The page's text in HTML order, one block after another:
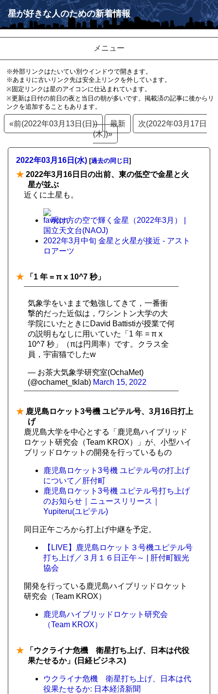
星が好きな人のための新着情報
メニュー
※外部リンクはたいてい別ウインドウで開きます。
※あまりに古いリンク先は安全上リンクを外しています。
※固定リンクは星のアイコンに仕込まれています。
※更新は日付の前日の夜と当日の朝が多いです。掲載済の記事に後からリ
ンクを追加することもあります。
«前(2022年03月13日(日)) 最新
次(2022年03月17日
(木))»
2022年03月16日(水) [過去の同じ日 ]
★ 2022年3月16日日の出前、東の低空で金星と火
星が並ぶ
近くに土星も。
明け方の空で輝く金星（2022年3月） |
国立天文台(NAOJ)
2022年3月中旬 金星と火星が接近 - アスト
ロアーツ
★ 「1 年 = π x 10^7 秒」
気象学をいままで勉強してきて，一番衝
撃的だった近似は，ワシントン大学の大
学院にいたときにDavid Battistiが授業で何
の説明もなしに用いていた「1 年 = π x
10^7 秒」（πは円周率）です。クラス全
員，宇宙猫でしたw
— お茶大気象学研究室(OchaMet)
(@ochamet_tklab) March 15, 2022
★ 鹿児島ロケット3号機 ユピテル号、3月16日打上
げ
鹿児島大学を中心とする「鹿児島ハイブリッド
ロケット研究会（Team KROX）」が、小型ハイ
ブリッドロケットの開発を行っているもの
鹿児島ロケット3号機 ユピテル号の打上げ
について／肝付町
鹿児島ロケット3号機 ユピテル号打ち上げ
のお知らせ｜ニュースリリース｜
Yupiteru(ユピテル)
同日正午ごろから打上げ中継を予定。
【LIVE】鹿児島ロケット３号機ユピテル号
打ち上げ／３月１６日正午～ | 肝付町観光
協会
開発を行っている鹿児島ハイブリッドロケット
研究会（Team KROX）
鹿児島ハイブリッドロケット研究会
（Team KROX）
★ 「ウクライナ危機 衛星打ち上げ、日本は代役
果たせるか」(日経ビジネス)
ウクライナ危機 衛星打ち上げ、日本は代
役果たせるか: 日本経済新聞